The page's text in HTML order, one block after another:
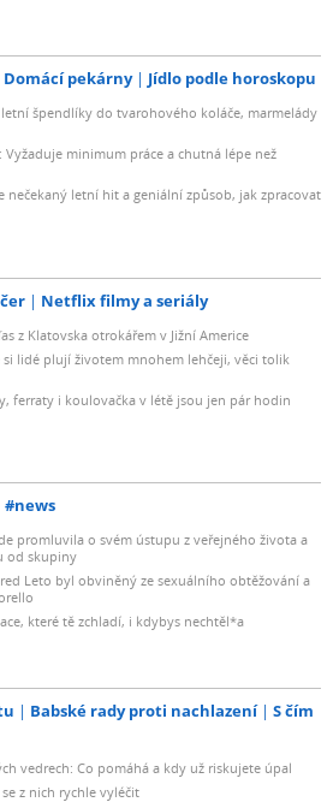
Domácí pekárny Jídlo podle horoskopu
špendlíky do tvarohového koláče, marmelády
minimum práce a chutná lépe než
nečekaný letní hit a geniální způsob, jak zpracovat
Netflix filmy a seriály
z Klatovska otrokářem v Jižní Americe
si lidé plují životem mnohem lehčeji, věci tolik
ferraty i koulovačka v létě jsou jen pár hodin
#news
promluvila o svém ústupu z veřejného života a
od skupiny
Leto byl obviněný ze sexuálního obtěžování a
které tě zchladí, i kdybys nechtěl*a
Babské rady proti nachlazení
S čím
vedrech: Co pomáhá a kdy už riskujete úpal
z nich rychle vyléčit